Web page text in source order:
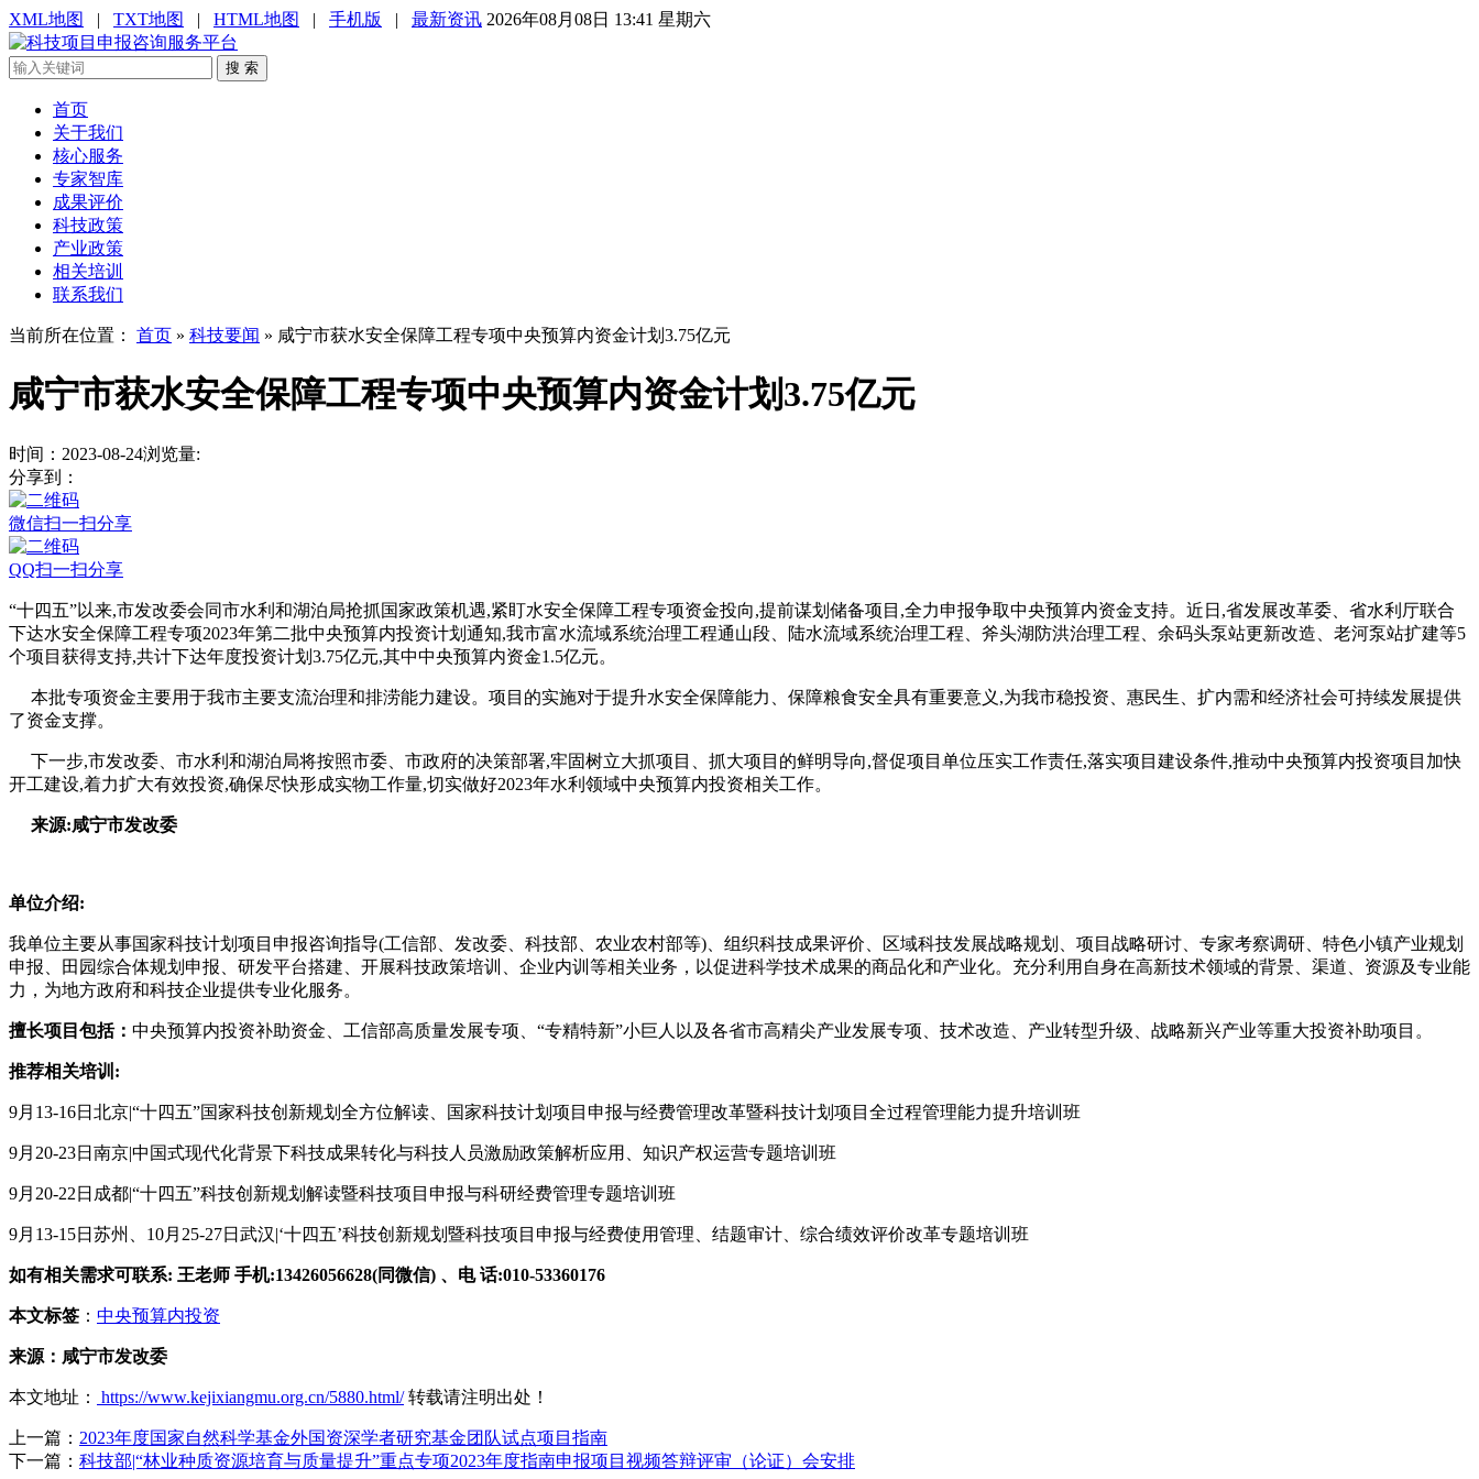
XML地图 | TXT地图 | HTML地图 | 手机版 | 最新资讯 2026年08月08日 13:41 星期六
搜 索
首页
关于我们
核心服务
专家智库
成果评价
科技政策
产业政策
相关培训
联系我们
当前所在位置： 首页 » 科技要闻 » 咸宁市获水安全保障工程专项中央预算内资金计划3.75亿元
咸宁市获水安全保障工程专项中央预算内资金计划3.75亿元
时间：2023-08-24浏览量:
分享到：
微信扫一扫分享
QQ扫一扫分享
“十四五”以来,市发改委会同市水利和湖泊局抢抓国家政策机遇,紧盯水安全保障工程专项资金投向,提前谋划储备项目,全力申报争取中央预算内资金支持。近日,省发展改革委、省水利厅联合
下达水安全保障工程专项2023年第二批中央预算内投资计划通知,我市富水流域系统治理工程通山段、陆水流域系统治理工程、斧头湖防洪治理工程、余码头泵站更新改造、老河泵站扩建等5
个项目获得支持,共计下达年度投资计划3.75亿元,其中中央预算内资金1.5亿元。
本批专项资金主要用于我市主要支流治理和排涝能力建设。项目的实施对于提升水安全保障能力、保障粮食安全具有重要意义,为我市稳投资、惠民生、扩内需和经济社会可持续发展提供
了资金支撑。
下一步,市发改委、市水利和湖泊局将按照市委、市政府的决策部署,牢固树立大抓项目、抓大项目的鲜明导向,督促项目单位压实工作责任,落实项目建设条件,推动中央预算内投资项目加快
开工建设,着力扩大有效投资,确保尽快形成实物工作量,切实做好2023年水利领域中央预算内投资相关工作。
来源:咸宁市发改委
单位介绍:
我单位主要从事国家科技计划项目申报咨询指导(工信部、发改委、科技部、农业农村部等)、组织科技成果评价、区域科技发展战略规划、项目战略研讨、专家考察调研、特色小镇产业规划
申报、田园综合体规划申报、研发平台搭建、开展科技政策培训、企业内训等相关业务，以促进科学技术成果的商品化和产业化。充分利用自身在高新技术领域的背景、渠道、资源及专业能
力，为地方政府和科技企业提供专业化服务。
擅长项目包括： 中央预算内投资补助资金、工信部高质量发展专项、“专精特新”小巨人以及各省市高精尖产业发展专项、技术改造、产业转型升级、战略新兴产业等重大投资补助项目。
推荐相关培训:
9月13-16日北京|“十四五”国家科技创新规划全方位解读、国家科技计划项目申报与经费管理改革暨科技计划项目全过程管理能力提升培训班
9月20-23日南京|中国式现代化背景下科技成果转化与科技人员激励政策解析应用、知识产权运营专题培训班
9月20-22日成都|“十四五”科技创新规划解读暨科技项目申报与科研经费管理专题培训班
9月13-15日苏州、10月25-27日武汉|‘十四五’科技创新规划暨科技项目申报与经费使用管理、结题审计、综合绩效评价改革专题培训班
如有相关需求可联系: 王老师 手机:13426056628(同微信) 、电 话:010-53360176
本文标签 ： 中央预算内投资
来源：咸宁市发改委
本文地址： https://www.kejixiangmu.org.cn/5880.html/转载请注明出处！
上一篇： 2023年度国家自然科学基金外国资深学者研究基金团队试点项目指南
下一篇： 科技部|“林业种质资源培育与质量提升”重点专项2023年度指南申报项目视频答辩评审（论证）会安排